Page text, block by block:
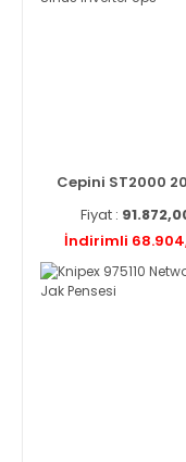
Cepini ST2000
Fiyat :
İndirimli